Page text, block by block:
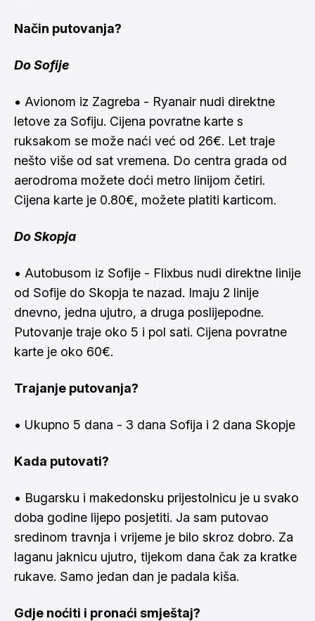
Način putovanja?
Do Sofije
• Avionom iz Zagreba - Ryanair nudi direktne
letove za Sofiju. Cijena povratne karte s
ruksakom se može naći već od 26€. Let traje
nešto više od sat vremena. Do centra grada od
aerodroma možete doći metro linijom četiri.
Cijena karte je 0.80€, možete platiti karticom.
Do Skopja
• Autobusom iz Sofije - Flixbus nudi direktne linije
od Sofije do Skopja te nazad. Imaju 2 linije
dnevno, jedna ujutro, a druga poslijepodne.
Putovanje traje oko 5 i pol sati. Cijena povratne
karte je oko 60€.
Trajanje putovanja?
• Ukupno 5 dana - 3 dana Sofija i 2 dana Skopje
Kada putovati?
• Bugarsku i makedonsku prijestolnicu je u svako
doba godine lijepo posjetiti. Ja sam putovao
sredinom travnja i vrijeme je bilo skroz dobro. Za
laganu jaknicu ujutro, tijekom dana čak za kratke
rukave. Samo jedan dan je padala kiša.
Gdje noćiti i pronaći smještaj?